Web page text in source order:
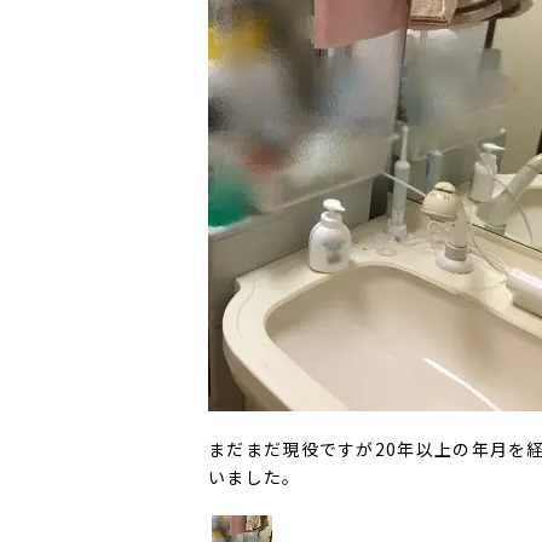
まだまだ現役ですが20年以上の年月を
いました。